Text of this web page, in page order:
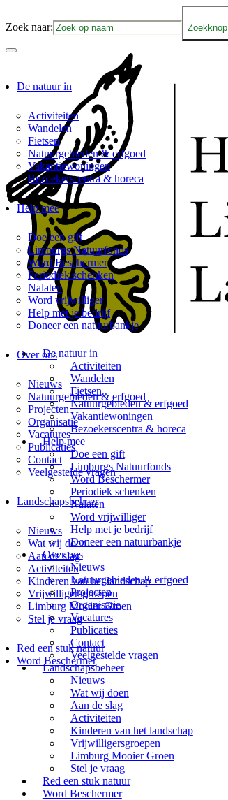
Zoek naar: Zoekknop
De natuur in
Activiteiten
Wandelen
Fietsen
Natuurgebieden & erfgoed
Vakantiewoningen
Bezoekerscentra & horeca
Help mee
Doe een gift
Limburgs Natuurfonds
Word Beschermer
Periodiek schenken
Nalaten
Word vrijwilliger
Help met je bedrijf
Doneer een natuurbankje
Over ons
Nieuws
Natuurgebieden & erfgoed
Projecten
Organisatie
Vacatures
Publicaties
Contact
Veelgestelde vragen
Landschapsbeheer
Nieuws
Wat wij doen
Aan de slag
Activiteiten
Kinderen van het landschap
Vrijwilligersgroepen
Limburg Mooier Groen
Stel je vraag
Red een stuk natuur
Word Beschermer
De natuur in
Activiteiten
Wandelen
Fietsen
Natuurgebieden & erfgoed
Vakantiewoningen
Bezoekerscentra & horeca
Help mee
Doe een gift
Limburgs Natuurfonds
Word Beschermer
Periodiek schenken
Nalaten
Word vrijwilliger
Help met je bedrijf
Doneer een natuurbankje
Over ons
Nieuws
Natuurgebieden & erfgoed
Projecten
Organisatie
Vacatures
Publicaties
Contact
Veelgestelde vragen
Landschapsbeheer
Nieuws
Wat wij doen
Aan de slag
Activiteiten
Kinderen van het landschap
Vrijwilligersgroepen
Limburg Mooier Groen
Stel je vraag
Red een stuk natuur
Word Beschermer